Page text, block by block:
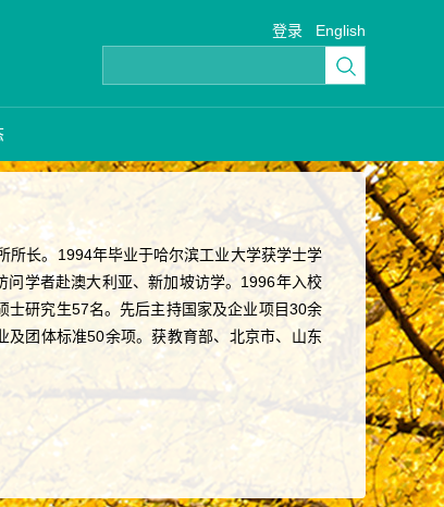
登录 English
所长。1994年毕业于哈尔滨工业大学获学士学
学者赴澳大利亚、新加坡访学。1996年入校
研究生57名。先后主持国家及企业项目30余
团体标准50余项。获教育部、北京市、山东